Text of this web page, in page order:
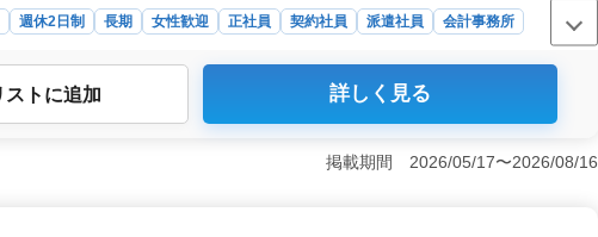
週休2日制 長期 女性歓迎 正社員 契約社員 派遣社員 会計事務所
・税理士補助業務スタッフ募集＞ 北海道帯広市東四条南に位置する会計
業務スタッフの募集を行っています。50代の方の新規採用実績もありま
相談に関する業務、法人税申告書の作成、決算書の作成などです。TKC
的に採用しており、50代以上の方も歓迎しています。駅チカのアクセス
さなど、働きやすい環境です。過去の経験を活かして、新たなキャリア
スト に追加 詳しく見る
掲載期間 2026/05/17〜2026/08/16